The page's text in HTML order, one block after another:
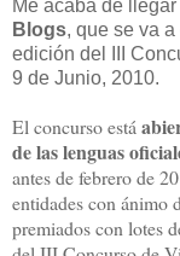
Me acaba de
Blogs, que se va
edición del III
9 de Junio, 2010.
El concurso está
de las lenguas
antes de febrero de
entidades con ánimo
premiados con lotes